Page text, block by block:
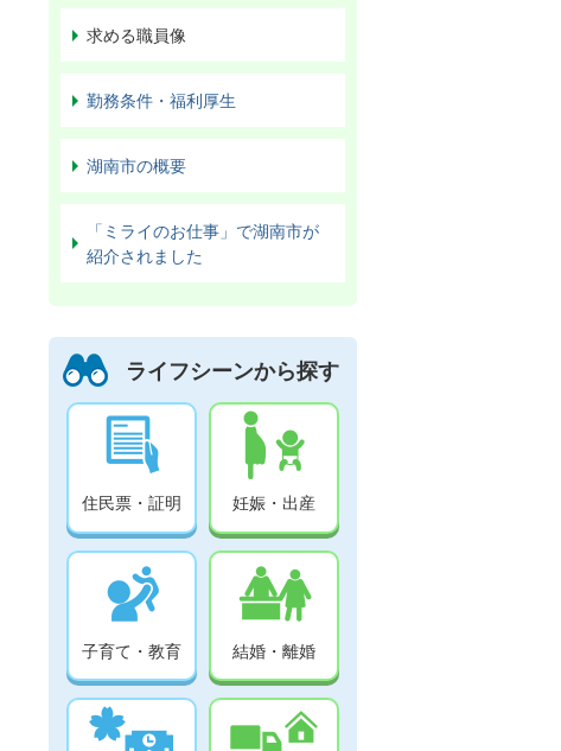
求める職員像
勤務条件・福利厚生
湖南市の概要
「ミライのお仕事」で湖南市が
紹介されました
ライフシーンから探す
住民票・証明 妊娠・出産
子育て・教育 結婚・離婚